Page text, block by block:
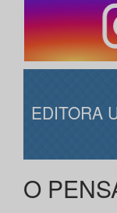
EDITORA
O